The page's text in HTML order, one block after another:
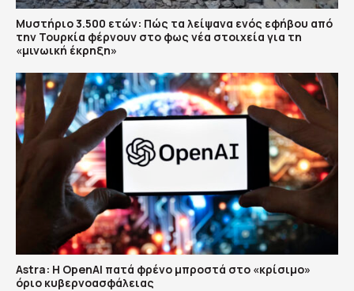
Μυστήριο 3.500 ετών: Πώς τα λείψανα ενός εφήβου από
την Τουρκία φέρνουν στο φως νέα στοιχεία για τη
«μινωική έκρηξη»
Astra: Η OpenAI πατά φρένο μπροστά στο «κρίσιμο»
όριο κυβερνοασφάλειας